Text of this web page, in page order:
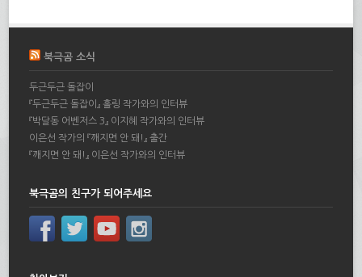
북극곰 소식
두근두근 돌잡이
『두근두근 돌잡이』 홀링 작가와의 인터뷰
『박달동 어벤저스 3』 이지혜 작가와의 인터뷰
이은선 작가의 『깨지면 안 돼!』 출간
『깨지면 안 돼!』 이은선 작가와의 인터뷰
북극곰의 친구가 되어주세요